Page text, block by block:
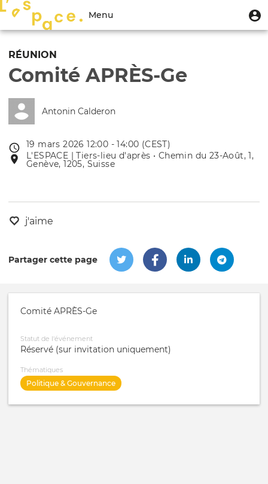
contenu
Menu
du
compte
de
l'utilisateur
Menu
Toggle
RÉUNION
Comité APRÈS-Ge
Antonin Calderon
Date
de
l'évênement
19 mars 2026 12:00 - 14:00 (CEST)
Lieu
de
L'ESPACE | Tiers-lieu d'après • Chemin du 23-Août, 1,
Genève, 1205, Suisse
j'aime
Partager cette page
Comité APRÈS-Ge
Statut de l'événement
Réservé (sur invitation uniquement)
Thématiques
Politique & Gouvernance